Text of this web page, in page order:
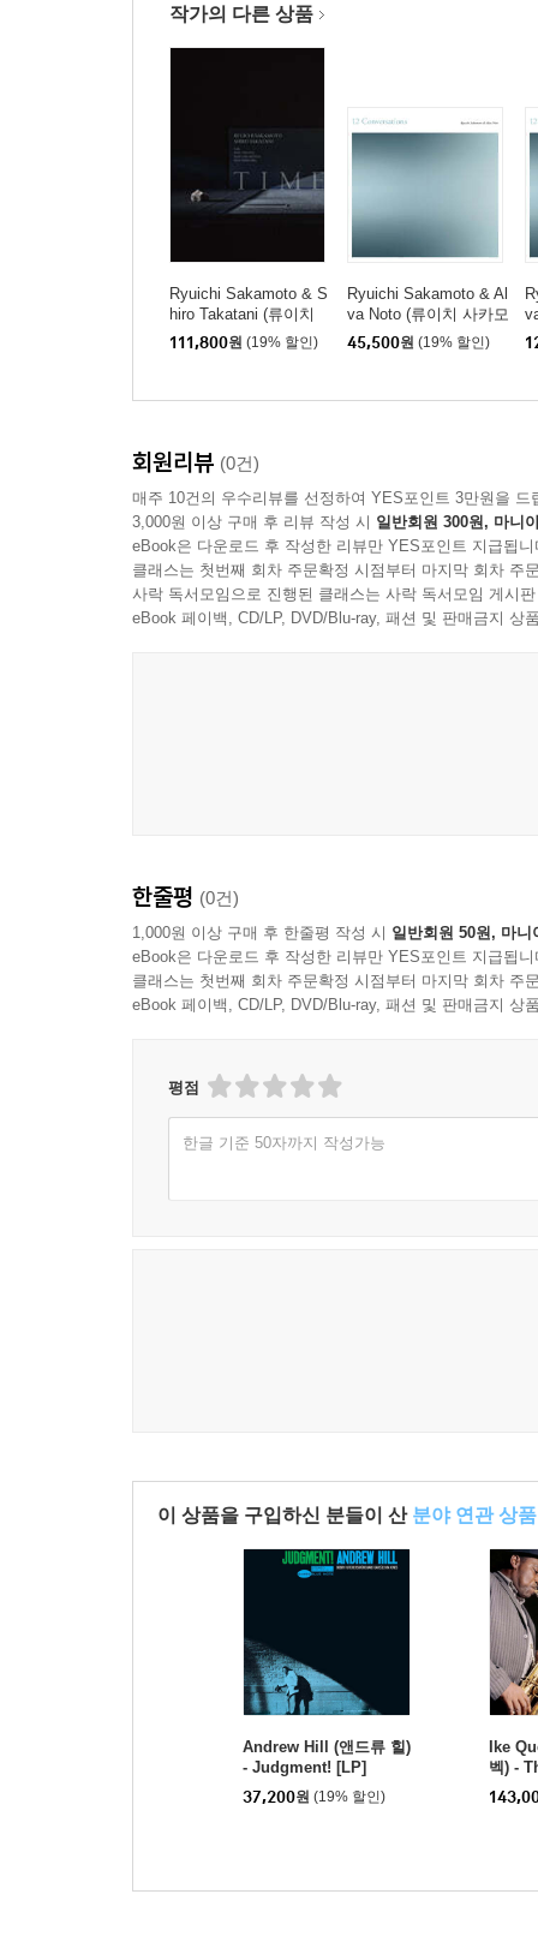
작가의 다른 상품
Ryuichi Sakamoto & S
hiro Takatani (류이치
사카모토 & 타카타니
시로) - TIME
111,800원 (19% 할인)
Ryuichi Sakamoto & Al
va Noto (류이치 사카모
토 & 알바 노토) - 12 C
onversations
45,500원 (19% 할인)
회원리뷰 (0건)
매주 10건의 우수리뷰를 선정하여 YES포인트 3만원을 드
3,000원 이상 구매 후 리뷰 작성 시 일반회원 300원, 마니
eBook은 다운로드 후 작성한 리뷰만 YES포인트 지급됩니
클래스는 첫번째 회차 주문확정 시점부터 마지막 회차 주
사락 독서모임으로 진행된 클래스는 사락 독서모임 게시
eBook 페이백, CD/LP, DVD/Blu-ray, 패션 및 판매금지 상
한줄평 (0건)
1,000원 이상 구매 후 한줄평 작성 시 일반회원 50원, 마니
eBook은 다운로드 후 작성한 리뷰만 YES포인트 지급됩니
클래스는 첫번째 회차 주문확정 시점부터 마지막 회차 주
eBook 페이백, CD/LP, DVD/Blu-ray, 패션 및 판매금지 상
평점
한글 기준 50자까지 작성가능
이 상품을 구입하신 분들이 산 분야 연관 상품
Andrew Hill (앤드류 힐)
- Judgment! [LP]
37,200원 (19% 할인)
Ike
벡) -